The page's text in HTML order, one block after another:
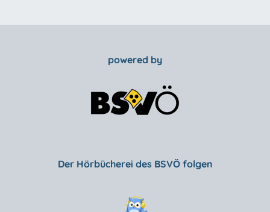
powered by
Der Hörbücherei des BSVÖ folgen